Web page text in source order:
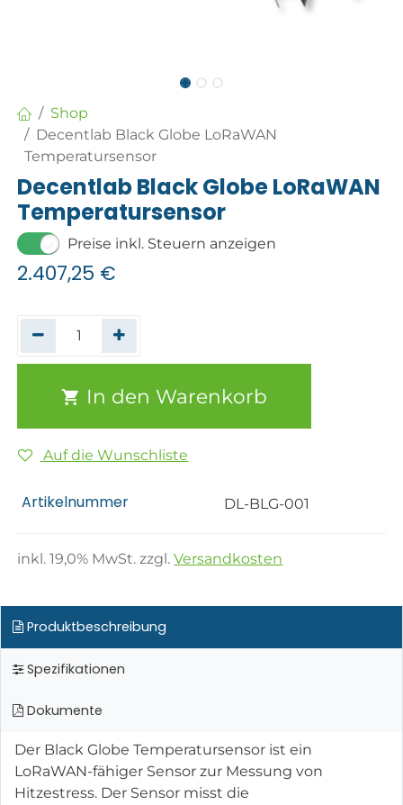
Shop
Decentlab Black Globe LoRaWAN
Temperatursensor
Decentlab Black Globe LoRaWAN
Temperatursensor
Preise inkl. Steuern anzeigen
2.407,25 €
In den Warenkorb
Auf die Wunschliste
Artikelnummer DL-BLG-001
inkl.19,0% MwSt. zzgl.Versandkosten
Produktbeschreibung
Spezifikationen
Dokumente
Der Black Globe Temperatursensor ist ein
LoRaWAN-fähiger Sensor zur Messung von
Hitzestress. Der Sensor misst die